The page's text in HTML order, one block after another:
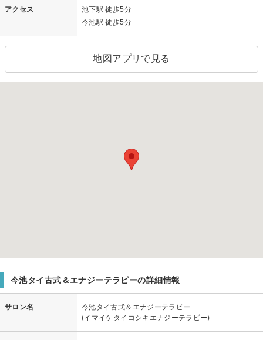
アクセス
池下駅 徒歩5分
今池駅 徒歩5分
地図アプリで見る
今池タイ古式＆エナジーテラピーの詳細情報
サロン名
今池タイ古式＆エナジーテラピー
(イマイケタイコシキエナジーテラピー)